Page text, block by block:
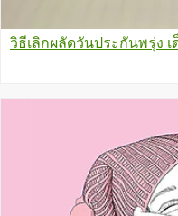
วิธีเลิกผลัดวันประกันพรุ่ง เ